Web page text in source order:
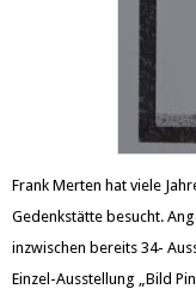
Frank Merten hat viele
Gedenkstätte besucht.
inzwischen bereits 34-
Einzel-Ausstellung „Bild